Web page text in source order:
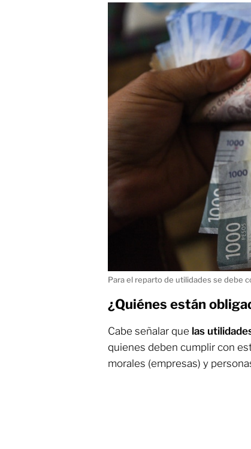
Para el reparto de utilidades se debe
¿Quiénes están
Cabe señalar que las
quienes deben cumplir con
morales (empresas) y